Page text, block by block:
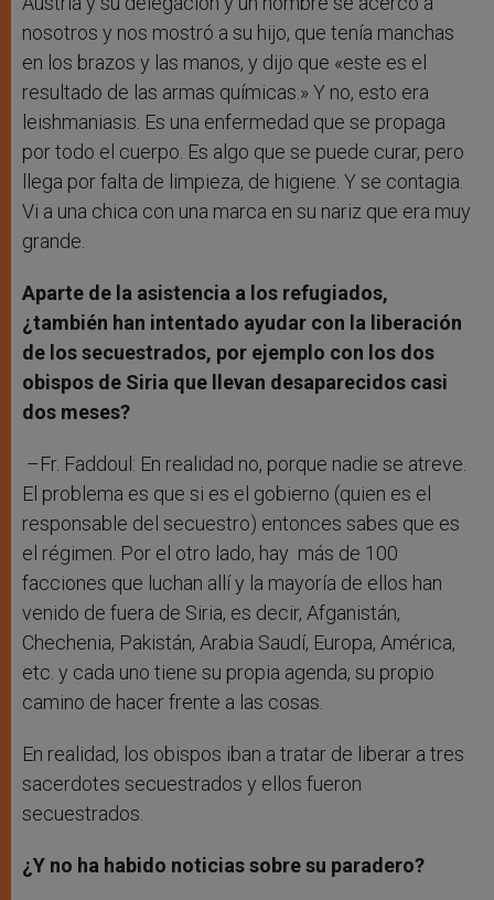
nosotros y nos mostró a su hijo, que tenía manchas
en los brazos y las manos, y dijo que «este es el
resultado de las armas químicas.» Y no, esto era
leishmaniasis. Es una enfermedad que se propaga
por todo el cuerpo. Es algo que se puede curar, pero
llega por falta de limpieza, de higiene. Y se contagia.
Vi a una chica con una marca en su nariz que era muy
grande.
Aparte de la asistencia a los refugiados,
¿también han intentado ayudar con la liberación
de los secuestrados, por ejemplo con los dos
obispos de Siria que llevan desaparecidos casi
dos meses?
–Fr. Faddoul: En realidad no, porque nadie se atreve.
El problema es que si es el gobierno (quien es el
responsable del secuestro) entonces sabes que es
el régimen. Por el otro lado, hay más de 100
facciones que luchan allí y la mayoría de ellos han
venido de fuera de Siria, es decir, Afganistán,
Chechenia, Pakistán, Arabia Saudí, Europa, América,
etc. y cada uno tiene su propia agenda, su propio
camino de hacer frente a las cosas.
En realidad, los obispos iban a tratar de liberar a tres
sacerdotes secuestrados y ellos fueron
secuestrados.
¿Y no ha habido noticias sobre su paradero?